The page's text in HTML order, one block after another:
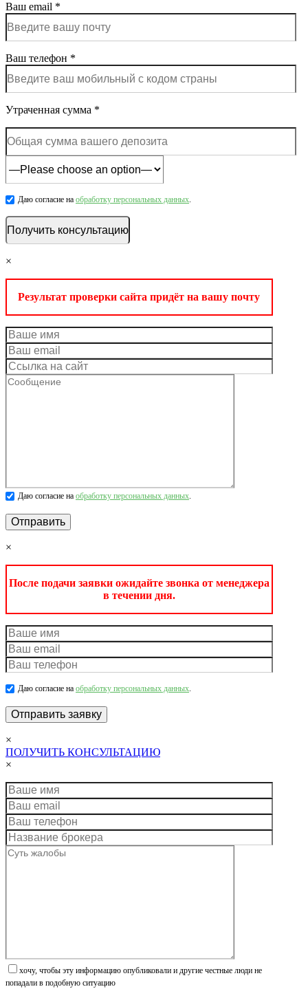
Ваш email *
Ваш телефон *
Утраченная сумма *
Даю согласие на обработку персональных данных.
×
Результат проверки сайта придёт на вашу почту
Даю согласие на обработку персональных данных.
×
После подачи заявки ожидайте звонка от менеджера
в течении дня.
Даю согласие на обработку персональных данных.
×
ПОЛУЧИТЬ КОНСУЛЬТАЦИЮ
×
хочу, чтобы эту информацию опубликовали и другие честные люди не
попадали в подобную ситуацию